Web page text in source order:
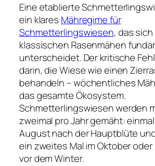
Eine etablierte
ein klares Mähregime für
Schmetterlingswiesen, das
klassischen Rasenmähen
unterscheidet. Der kritische
darin, die Wiese wie einen
behandeln – wöchentliches
das gesamte Ökosystem.
Schmetterlingswiesen werden
zweimal pro Jahr gemäht:
August nach der Hauptblüte
ein zweites Mal im Oktober
vor dem Winter.